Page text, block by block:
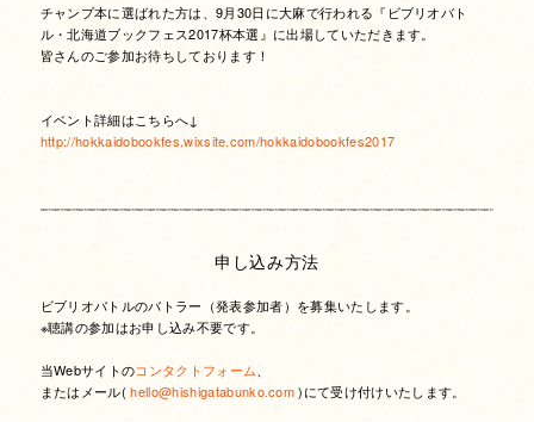
チャンプ本に選ばれた方は、9月30日に大麻で行われる『ビブリオバト
ル・北海道ブックフェス2017杯本選』に出場していただきます。
皆さんのご参加お待ちしております！
イベント詳細はこちらへ↓
http://hokkaidobookfes.wixsite.com/hokkaidobookfes2017
申し込み方法
ビブリオバトルのバトラー（発表参加者）を募集いたします。
※聴講の参加はお申し込み不要です。
当Webサイトのコンタクトフォーム
またはメール(hello@hishigatabunko.com)にて受け付けいたします。